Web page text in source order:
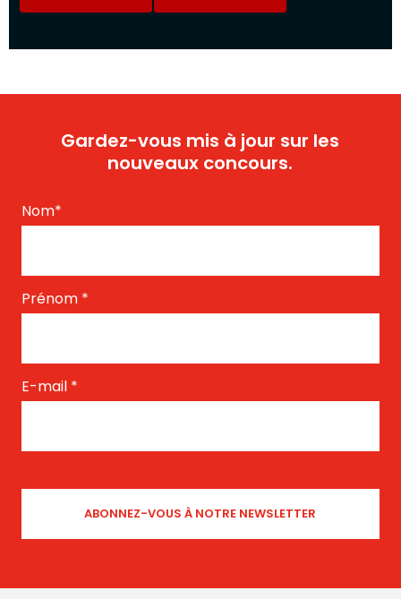
Gardez-vous mis à jour sur les
nouveaux concours.
Nom*
Prénom *
E-mail *